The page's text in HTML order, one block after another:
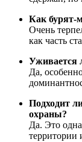
Как бурят-
Очень
как часть
Уживается
Да,
Подходит
охраны?
Да. Это
территории